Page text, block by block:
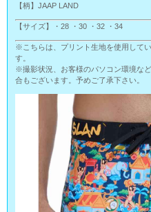
【柄】JAAP LAND
【サイズ】・28 ・30 ・32 ・34
※こちらは、プリント生地を使用して
す。
※撮影状況、お客様のパソコン環境な
合もございます。予めご了承下さい。